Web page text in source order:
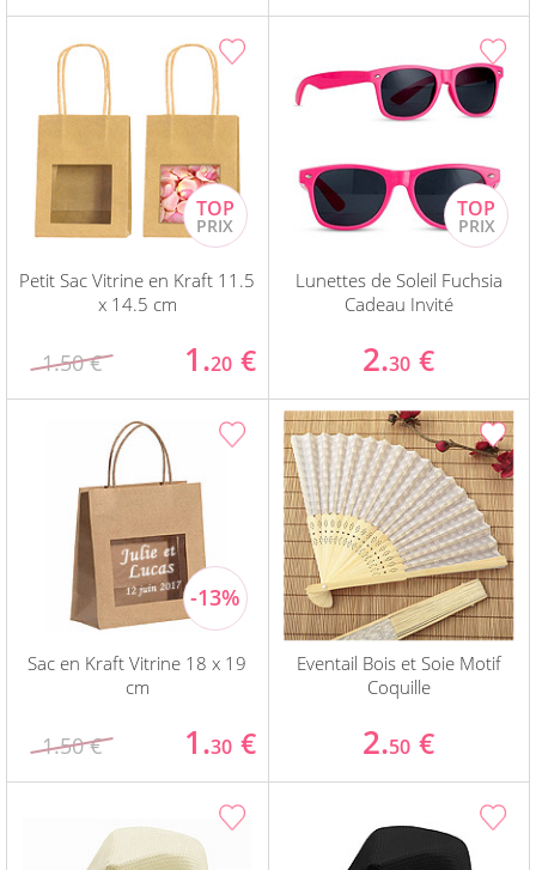
Petit Sac Vitrine en Kraft 11.5
x 14.5 cm
1.50 € 1.20 €
Lunettes de Soleil Fuchsia
Cadeau Invité
2.30 €
Sac en Kraft Vitrine 18 x 19
cm
1.50 € 1.30 €
Eventail Bois et Soie Motif
Coquille
2.50 €